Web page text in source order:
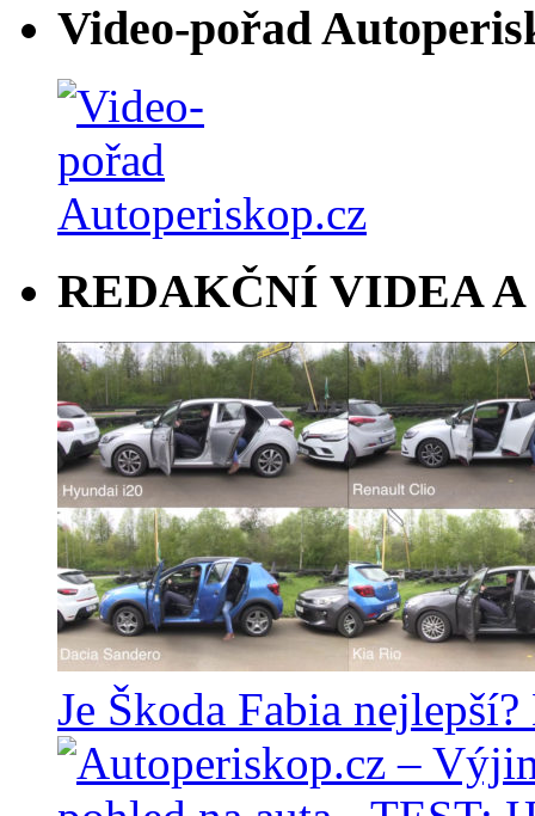
Video-pořad
REDAKČNÍ VIDEA A
Je Škoda Fabia